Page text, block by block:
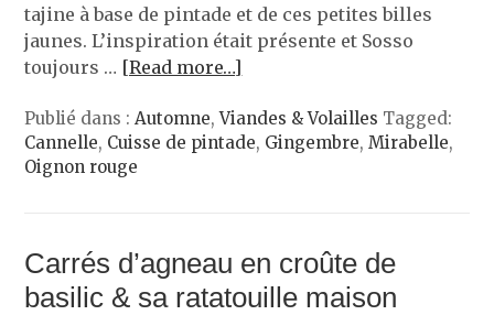
tajine à base de pintade et de ces petites billes
jaunes. L’inspiration était présente et Sosso
toujours … [Read more…]
Publié dans : Automne,Viandes & Volailles Tagged:
Cannelle, Cuisse de pintade, Gingembre,Mirabelle,
Oignon rouge
Carrés d’agneau en croûte de
basilic & sa ratatouille maison